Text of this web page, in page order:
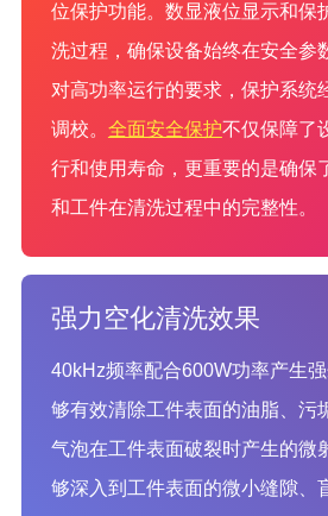
位保护功能。数显液位显示和保
洗过程，确保设备始终在安全参
对高功率运行的要求，保护系统
调校。 全面安全保护不仅保障了
行和使用寿命，更重要的是确保
和工件在清洗过程中的完整性。
强力空化清洗效果
40kHz频率配合600W功率产生
够有效清除工件表面的油脂、污
气泡在工件表面破裂时产生的微
够深入到工件表面的微小缝隙、